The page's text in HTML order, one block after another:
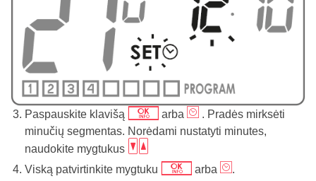
Paspauskite klavišą j arba m . Pradės mirksėti
minučių segmentas. Norėdami nustatyti minutes,
naudokite mygtukus bc
Viską patvirtinkite mygtuku j arba m.